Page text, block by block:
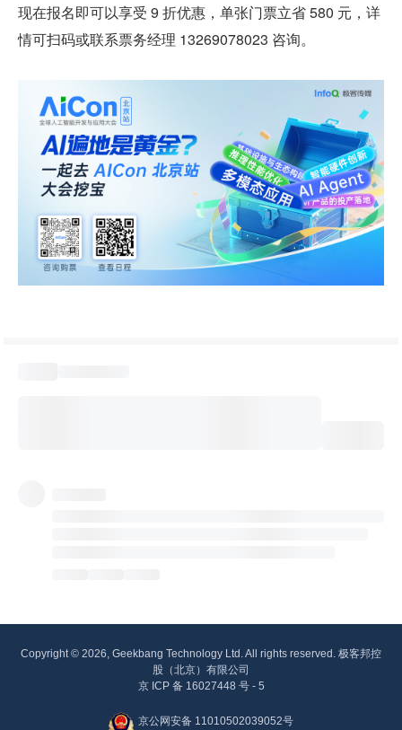
现在报名即可以享受 9 折优惠，单张门票立省 580 元，详
情可扫码或联系票务经理 13269078023 咨询。
Copyright © 2026, Geekbang Technology Ltd. All rights reserved. 极客邦控
股（北京）有限公司
京 ICP 备 16027448 号 - 5
京公网安备 11010502039052号